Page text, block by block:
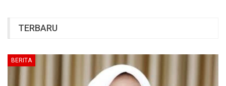
TERBARU
BERITA